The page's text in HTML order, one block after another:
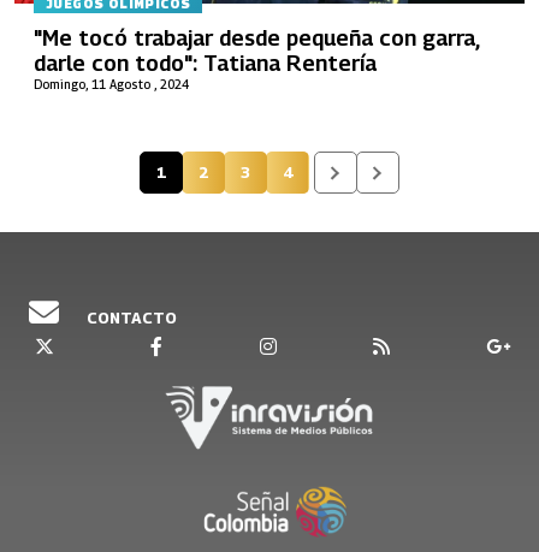
JUEGOS OLÍMPICOS
Domingo, 11 Agosto , 2024
"Me tocó trabajar desde pequeña con garra,
darle con todo": Tatiana Rentería
Página actual
1 Página
2 Página
3 Página
4
CONTACTO